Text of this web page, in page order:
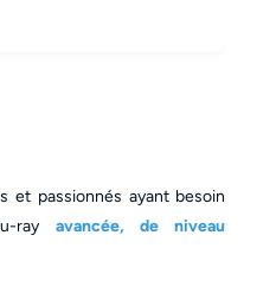
et passionnés ayant besoin
ray avancée, de niveau